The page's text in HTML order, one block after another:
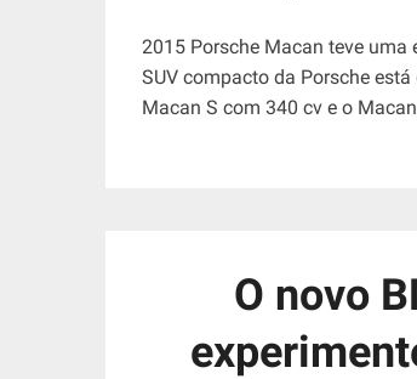
2015 Porsche Macan teve uma
SUV compacto da Porsche
Macan S com 340 cv e o
O novo